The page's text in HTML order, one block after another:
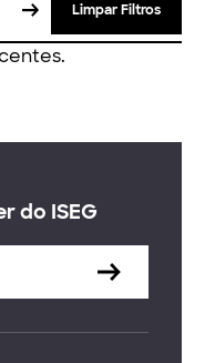
Limpar Filtros
do ISEG